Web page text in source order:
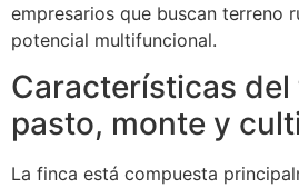
empresarios que buscan terreno
potencial multifuncional.
Características del
pasto, monte y
La finca está compuesta